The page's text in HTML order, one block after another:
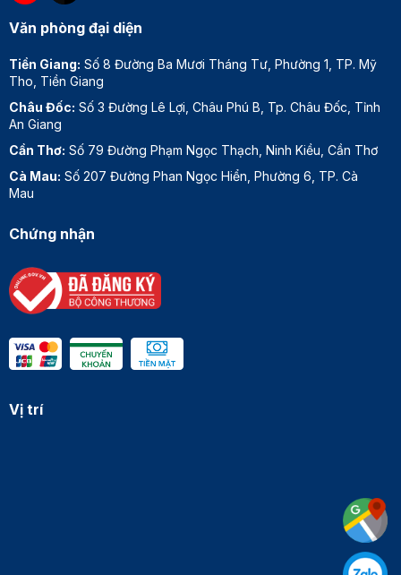
Văn phòng đại diện
Tiền Giang: Số 8 Đường Ba Mươi Tháng Tư, Phường 1, TP. Mỹ
Tho, Tiền Giang
Châu Đốc: Số 3 Đường Lê Lợi, Châu Phú B, Tp. Châu Đốc, Tỉnh
An Giang
Cần Thơ: Số 79 Đường Phạm Ngọc Thạch, Ninh Kiều, Cần Thơ
Cà Mau: Số 207 Đường Phan Ngọc Hiển, Phường 6, TP. Cà
Mau
Chứng nhận
Vị trí